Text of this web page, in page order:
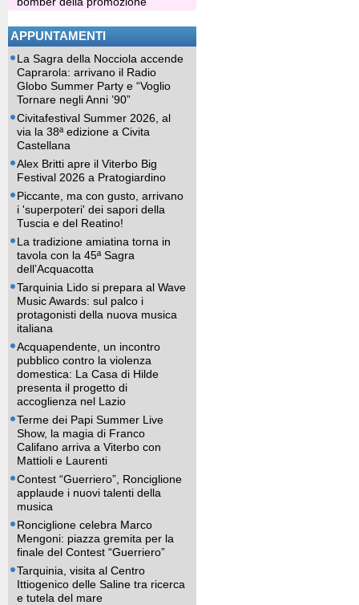
APPUNTAMENTI
La Sagra della Nocciola accende
Caprarola: arrivano il Radio
Globo Summer Party e “Voglio
Tornare negli Anni ’90”
Civitafestival Summer 2026, al
via la 38ª edizione a Civita
Castellana
Alex Britti apre il Viterbo Big
Festival 2026 a Pratogiardino
Piccante, ma con gusto, arrivano
i 'superpoteri' dei sapori della
Tuscia e del Reatino!
La tradizione amiatina torna in
tavola con la 45ª Sagra
dell’Acquacotta
Tarquinia Lido si prepara al Wave
Music Awards: sul palco i
protagonisti della nuova musica
italiana
Acquapendente, un incontro
pubblico contro la violenza
domestica: La Casa di Hilde
presenta il progetto di
accoglienza nel Lazio
Terme dei Papi Summer Live
Show, la magia di Franco
Califano arriva a Viterbo con
Mattioli e Laurenti
Contest “Guerriero”, Ronciglione
applaude i nuovi talenti della
musica
Ronciglione celebra Marco
Mengoni: piazza gremita per la
finale del Contest “Guerriero”
Tarquinia, visita al Centro
Ittiogenico delle Saline tra ricerca
e tutela del mare